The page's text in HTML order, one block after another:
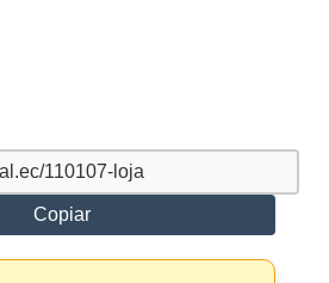
Copiar